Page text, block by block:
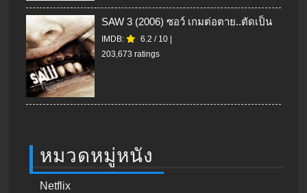
SAW 3 (2006) ซอว์ เกมต่อตาย..ตัดเป็น
IMDB: 6.2 / 10
203,673 ratings
หมวดหมู่หนัง
Netflix